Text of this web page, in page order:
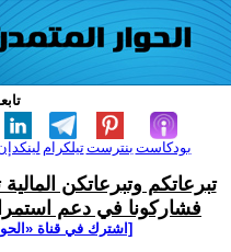
تيلكرامبنترست بودكاست
تبرعاتكم وتبرعاتكن
فشاركونا في دعم
[اشترك في قناة